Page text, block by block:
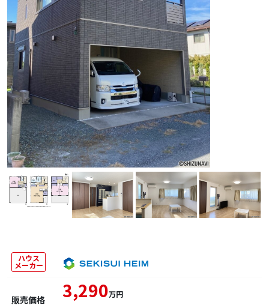
ハウス
メーカー
販売価格 3,290万円